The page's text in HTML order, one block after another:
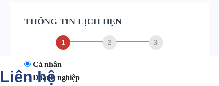
THÔNG TIN LỊCH HẸN
1 2 3
Cá nhân
Doanh nghiệp
Liên hệ